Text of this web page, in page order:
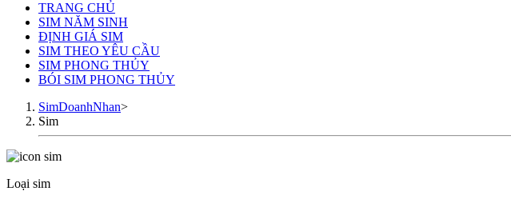
TRANG CHỦ
SIM NĂM SINH
ĐỊNH GIÁ SIM
SIM THEO YÊU CẦU
SIM PHONG THỦY
BÓI SIM PHONG THỦY
SimDoanhNhan>
Sim
Loại sim